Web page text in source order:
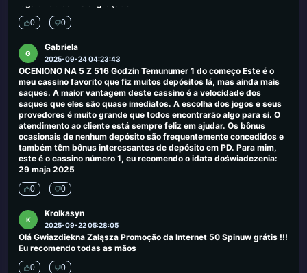
0 0
G
Gabriela
2025-09-24 04:23:43
OCENIONO NA 5 Z 516 Godzin Temunumer 1 do começo Este é o
meu cassino favorito que fiz muitos depósitos lá, mas ainda mais
saques. A maior vantagem deste cassino é a velocidade dos
saques que eles são quase imediatos. A escolha dos jogos e seus
provedores é muito grande que todos encontrarão algo para si. O
atendimento ao cliente está sempre feliz em ajudar. Os bônus
ocasionais de nenhum depósito são frequentemente concedidos e
também têm bônus interessantes de depósito em PD. Para mim,
este é o cassino número 1, eu recomendo o idata doświadczenia:
29 maja 2025
0 0
K
Krolkasyn
2025-09-22 05:28:05
Olá Gwiazdiekna Załąsza Promoção da Internet 50 Spinuw grátis !!!
Eu recomendo todas as mãos
0 0